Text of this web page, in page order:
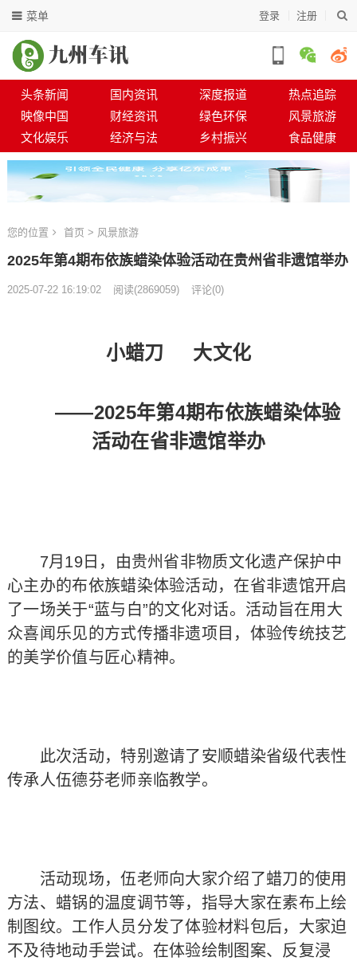
登录 注册
菜单
头条新闻 国内资讯 深度报道
热点追踪
映像中国
财经资讯 绿色环保
风景旅游
文化娱乐
经济与法 乡村振兴 食品健康
您的位置 首页 > 风景旅游
2025年第4期布依族蜡染体验活动在贵州省非遗馆举办
2025-07-22 16:19:02 阅读(2869059) 评论(0)
小蜡刀 大文化
——2025年第4期布依族蜡染体验
活动在省非遗馆举办
7月19日，由贵州省非物质文化遗产保护中
心主办的布依族蜡染体验活动，在省非遗馆开启
了一场关于“蓝与白”的文化对话。活动旨在用大
众喜闻乐见的方式传播非遗项目，体验传统技艺
的美学价值与匠心精神。
此次活动，特别邀请了安顺蜡染省级代表性
传承人伍德芬老师亲临教学。
活动现场，伍老师向大家介绍了蜡刀的使用
方法、蜡锅的温度调节等，指导大家在素布上绘
制图纹。工作人员分发了体验材料包后，大家迫
不及待地动手尝试。在体验绘制图案、反复浸